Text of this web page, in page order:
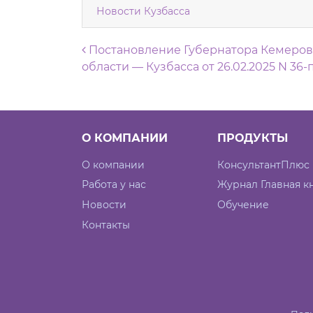
Новости Кузбасса
Навигация по
Постановление Губернатора
области — Кузбасса от 26.02.2025 N 36-
О КОМПАНИИ
О компании
Работа у нас
Новости
Контакты
ПРОДУКТЫ
КонсультантПлюс
Журнал Главная
Обучение